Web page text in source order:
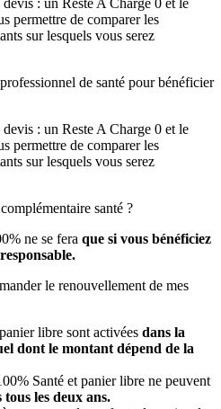
permettre de comparer les
sur lesquels vous serez
de santé pour bénéficier
: un Reste A Charge 0 et le
permettre de comparer les
sur lesquels vous serez
santé ?
ne se fera que si vous bénéficiez
le renouvellement de mes
libre sont activées dans la
dont le montant dépend de la
Santé et panier libre ne peuvent
tous les deux ans.